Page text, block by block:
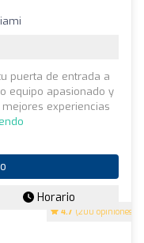
4.7 (200 opiniones)
puerta de entrada a
equipo apasionado y
experiencias
Horario